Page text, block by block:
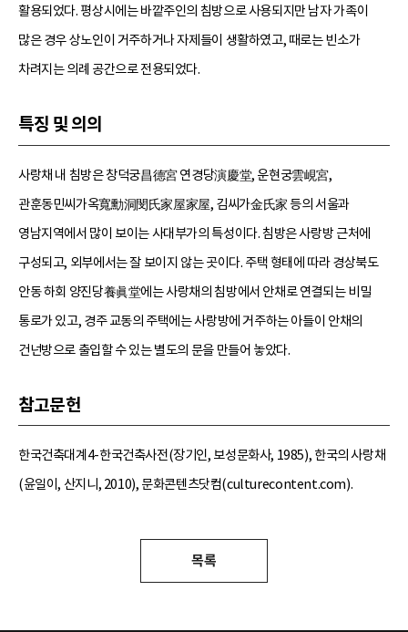
활용되었다. 평상시에는 바깥주인의 침방으로 사용되지만 남자 가족이
많은 경우 상노인이 거주하거나 자제들이 생활하였고, 때로는 빈소가
차려지는 의례 공간으로 전용되었다.
특징 및 의의
사랑채 내 침방은 창덕궁昌德宮 연경당演慶堂, 운현궁雲峴宮,
관훈동민씨가옥寬勳洞閔氏家屋家屋, 김씨가金氏家 등의 서울과
영남지역에서 많이 보이는 사대부가의 특성이다. 침방은 사랑방 근처에
구성되고, 외부에서는 잘 보이지 않는 곳이다. 주택 형태에 따라 경상북도
안동 하회 양진당養眞堂에는 사랑채의 침방에서 안채로 연결되는 비밀
통로가 있고, 경주 교동의 주택에는 사랑방에 거주하는 아들이 안채의
건넌방으로 출입할 수 있는 별도의 문을 만들어 놓았다.
참고문헌
한국건축대계4-한국건축사전(장기인, 보성문화사, 1985), 한국의 사랑채
(윤일이, 산지니, 2010), 문화콘텐츠닷컴(culturecontent.com).
목록